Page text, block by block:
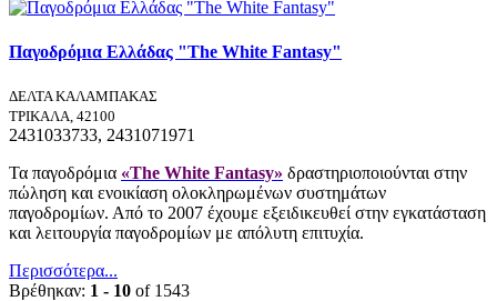
Παγοδρόμια Ελλάδας "The White Fantasy"
ΔΕΛΤΑ ΚΑΛΑΜΠΑΚΑΣ
ΤΡΙΚΑΛΑ, 42100
2431033733, 2431071971
Τα παγοδρόμια «The White Fantasy» δραστηριοποιούνται στην
πώληση και ενοικίαση ολοκληρωμένων συστημάτων
παγοδρομίων. Από το 2007 έχουμε εξειδικευθεί στην εγκατάσταση
και λειτουργία παγοδρομίων με απόλυτη επιτυχία.
Περισσότερα...
Βρέθηκαν: 1 - 10 of 1543